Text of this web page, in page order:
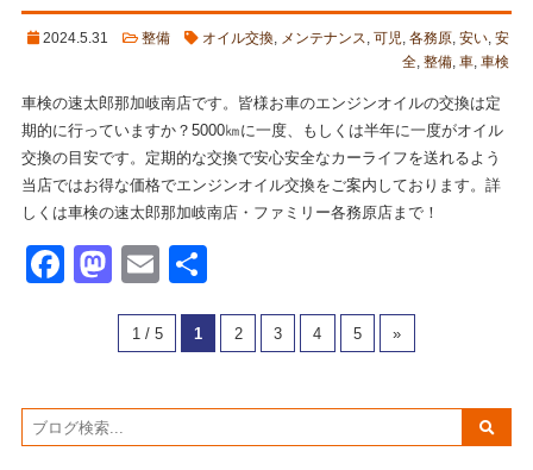
2024.5.31 整備 オイル交換, メンテナンス, 可児, 各務原, 安い, 安
全, 整備, 車, 車検
車検の速太郎那加岐南店です。皆様お車のエンジンオイルの交換は定
期的に行っていますか？5000㎞に一度、もしくは半年に一度がオイル
交換の目安です。定期的な交換で安心安全なカーライフを送れるよう
当店ではお得な価格でエンジンオイル交換をご案内しております。詳
しくは車検の速太郎那加岐南店・ファミリー各務原店まで！
Facebook
Mastodon
Email
有
1 / 5 1 2 3 4 5 »